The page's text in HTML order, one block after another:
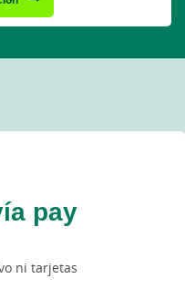
pay
ni tarjetas